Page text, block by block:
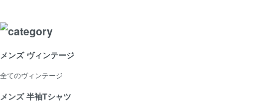
メンズ ヴィンテージ
全てのヴィンテージ
メンズ 半袖Tシャツ